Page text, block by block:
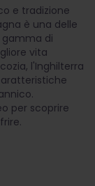
e tradizione
è una delle
di
vita
l'Inghilterra
per scoprire